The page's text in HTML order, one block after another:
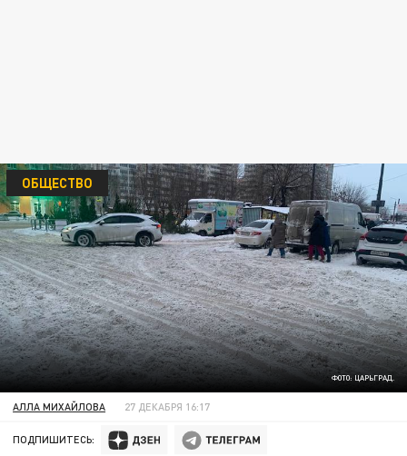
ФОТО: ЦАРЬГРАД.
ОБЩЕСТВО
АЛЛА МИХАЙЛОВА 27 ДЕКАБРЯ 16:17
ПОДПИШИТЕСЬ: